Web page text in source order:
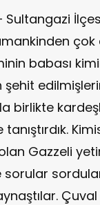
Sultangazi
çok
babası
birlikte
Gazzeli
sorular